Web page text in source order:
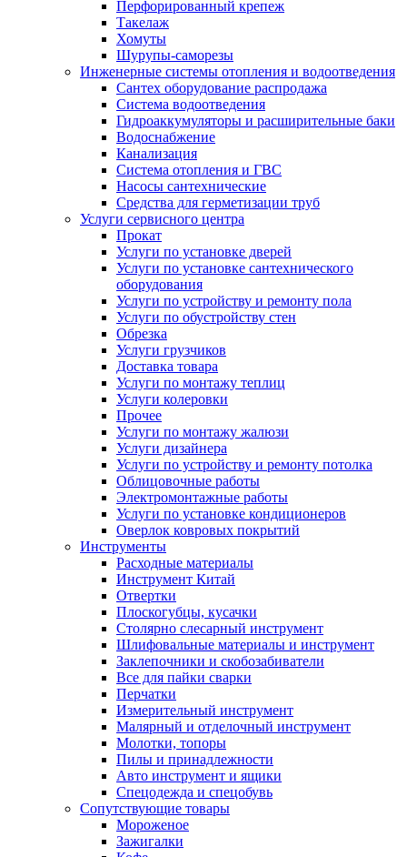
Перфорированный крепеж
Такелаж
Хомуты
Шурупы-саморезы
Инженерные системы отопления и водоотведения
Сантех оборудование распродажа
Система водоотведения
Гидроаккумуляторы и расширительные баки
Водоснабжение
Канализация
Система отопления и ГВС
Насосы сантехнические
Средства для герметизации труб
Услуги сервисного центра
Прокат
Услуги по установке дверей
Услуги по установке сантехнического
оборудования
Услуги по устройству и ремонту пола
Услуги по обустройству стен
Обрезка
Услуги грузчиков
Доставка товара
Услуги по монтажу теплиц
Услуги колеровки
Прочее
Услуги по монтажу жалюзи
Услуги дизайнера
Услуги по устройству и ремонту потолка
Облицовочные работы
Электромонтажные работы
Услуги по установке кондиционеров
Оверлок ковровых покрытий
Инструменты
Расходные материалы
Инструмент Китай
Отвертки
Плоскогубцы, кусачки
Столярно слесарный инструмент
Шлифовальные материалы и инструмент
Заклепочники и скобозабиватели
Все для пайки сварки
Перчатки
Измерительный инструмент
Малярный и отделочный инструмент
Молотки, топоры
Пилы и принадлежности
Авто инструмент и ящики
Спецодежда и спецобувь
Сопутствующие товары
Мороженое
Зажигалки